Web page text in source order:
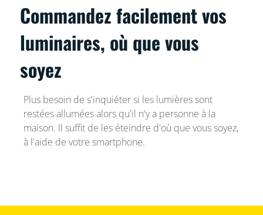
Commandez facilement vos
luminaires, où que vous
soyez
Plus besoin de s'inquiéter si les lumières sont
restées allumées alors qu'il n'y a personne à la
maison. Il suffit de les éteindre d'où que vous soyez,
à l'aide de votre smartphone.